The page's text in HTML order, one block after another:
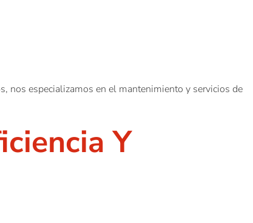
nos especializamos en el mantenimiento y servicios de
Y